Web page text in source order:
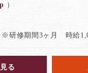
）
研修期間3ヶ月 時給
る